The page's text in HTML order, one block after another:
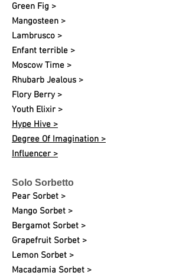
Green Fig >
Mangosteen >
Lambrusco >
Enfant terrible >
Moscow Time >
Rhubarb Jealous >
Flory Berry >
Youth Elixir >
Hype Hive >
Degree Of Imagination >
Influencer >
Solo Sorbetto
Pear Sorbet >
Mango Sorbet >
Bergamot Sorbet >
Grapefruit Sorbet >
Lemon Sorbet >
Macadamia Sorbet >